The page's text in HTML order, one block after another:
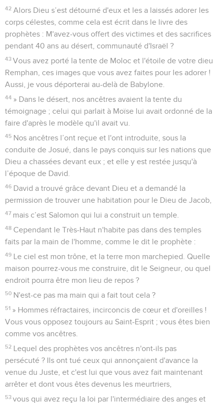
42 Alors Dieu s’est détourné d'eux et les a laissés adorer les
corps célestes, comme cela est écrit dans le livre des
prophètes : M'avez-vous offert des victimes et des sacrifices
pendant 40 ans au désert, communauté d'Israël ?
43 Vous avez porté la tente de Moloc et l'étoile de votre dieu
Remphan, ces images que vous avez faites pour les adorer !
Aussi, je vous déporterai au-delà de Babylone.
44 » Dans le désert, nos ancêtres avaient la tente du
témoignage ; celui qui parlait à Moïse lui avait ordonné de la
faire d'après le modèle qu'il avait vu.
45 Nos ancêtres l’ont reçue et l'ont introduite, sous la
conduite de Josué, dans le pays conquis sur les nations que
Dieu a chassées devant eux ; et elle y est restée jusqu'à
l’époque de David.
46 David a trouvé grâce devant Dieu et a demandé la
permission de trouver une habitation pour le Dieu de Jacob,
47 mais c’est Salomon qui lui a construit un temple.
48 Cependant le Très-Haut n'habite pas dans des temples
faits par la main de l'homme, comme le dit le prophète :
49 Le ciel est mon trône, et la terre mon marchepied. Quelle
maison pourrez-vous me construire, dit le Seigneur, ou quel
endroit pourra être mon lieu de repos ?
50 N'est-ce pas ma main qui a fait tout cela ?
51 » Hommes réfractaires, incirconcis de cœur et d'oreilles !
Vous vous opposez toujours au Saint-Esprit ; vous êtes bien
comme vos ancêtres.
52 Lequel des prophètes vos ancêtres n'ont-ils pas
persécuté ? Ils ont tué ceux qui annonçaient d'avance la
venue du Juste, et c'est lui que vous avez fait maintenant
arrêter et dont vous êtes devenus les meurtriers,
53 vous qui avez reçu la loi par l'intermédiaire des anges et